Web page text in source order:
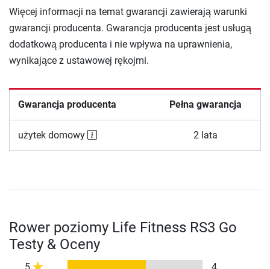
Więcej informacji na temat gwarancji zawierają warunki
gwarancji producenta. Gwarancja producenta jest usługą
dodatkową producenta i nie wpływa na uprawnienia,
wynikające z ustawowej rękojmi.
Gwarancja producenta Pełna gwarancja
użytek domowy 2 lata
Rower poziomy Life Fitness RS3 Go
Testy & Oceny